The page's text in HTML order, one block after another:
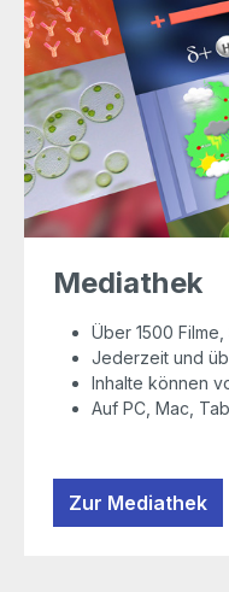
Mediathek
Über 1500
Jederzeit und
Inhalte können
Auf PC, Mac,
Zur Mediathek